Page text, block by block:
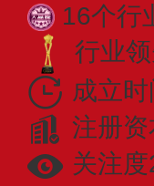
16个行
行业
成立
注册
关注